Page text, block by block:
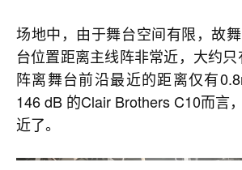
场地中，由于舞台空间有限，故
台位置距离主线阵非常近，大约
阵离舞台前沿最近的距离仅有
146 dB 的Clair Brothers C10而言
近了。